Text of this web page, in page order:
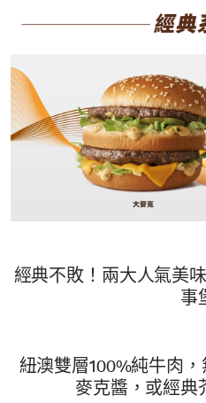
經典不敗！兩大人氣美
事
紐澳雙層100%純牛肉
麥克醬，或經典